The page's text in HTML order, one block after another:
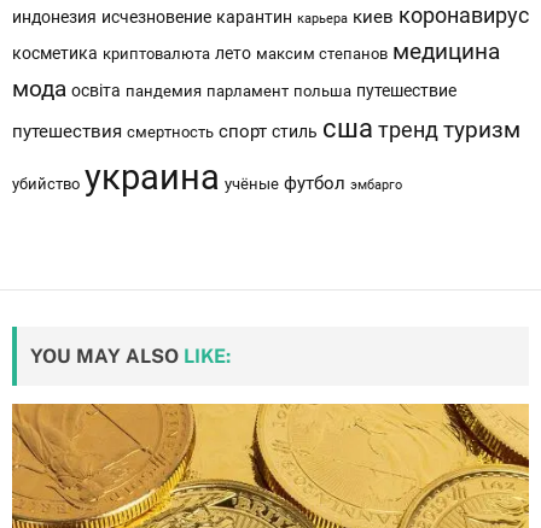
индонезия исчезновение карантин карьера киев коронавирус
косметика криптовалюта лето максим степанов медицина
мода освіта пандемия парламент польша путешествие
путешествия смертность спорт стиль сша тренд туризм
убийство украина учёные футбол эмбарго
YOU MAY ALSO LIKE: